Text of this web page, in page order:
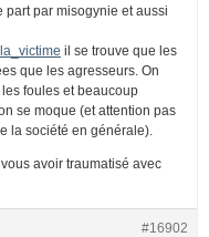
part par misogynie et aussi
il se trouve que les
que les agresseurs. On
foules et beaucoup
se moque (et attention pas
la société en générale).
avoir traumatisé avec
#16902